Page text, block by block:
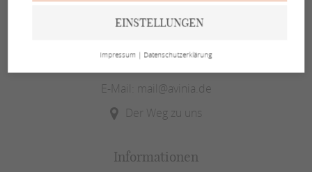
Kramstr.2
Telefon:
+49 (0) 6341 - 95 95 80
E-Mail:
mail@avinia.de
Der Weg zu uns
Informationen
EINSTELLUNGEN
Impressum | Datenschutzerklärung